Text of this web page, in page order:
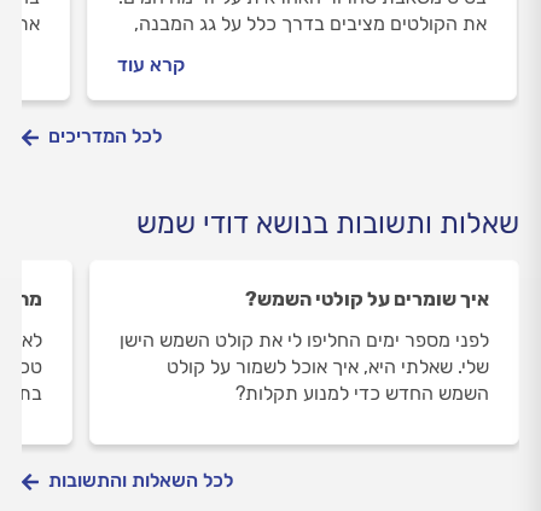
את הקולטים מציבים בדרך כלל על גג המבנה,
בצינור. מערכות חימום מים מרכזיות הן אמצעי
יעיל וחסכוני באופן יחסי לאספקה סדירה של מים
קרא עוד
את
לכל המדריכים
שאלות ותשובות בנושא דודי שמש
איך שומרים על קולטי השמש?
לפני מספר ימים החליפו לי את קולט השמש הישן
שלי. שאלתי היא, איך אוכל לשמור על קולט
השמש החדש כדי למנוע תקלות?
מה
לכל השאלות והתשובות